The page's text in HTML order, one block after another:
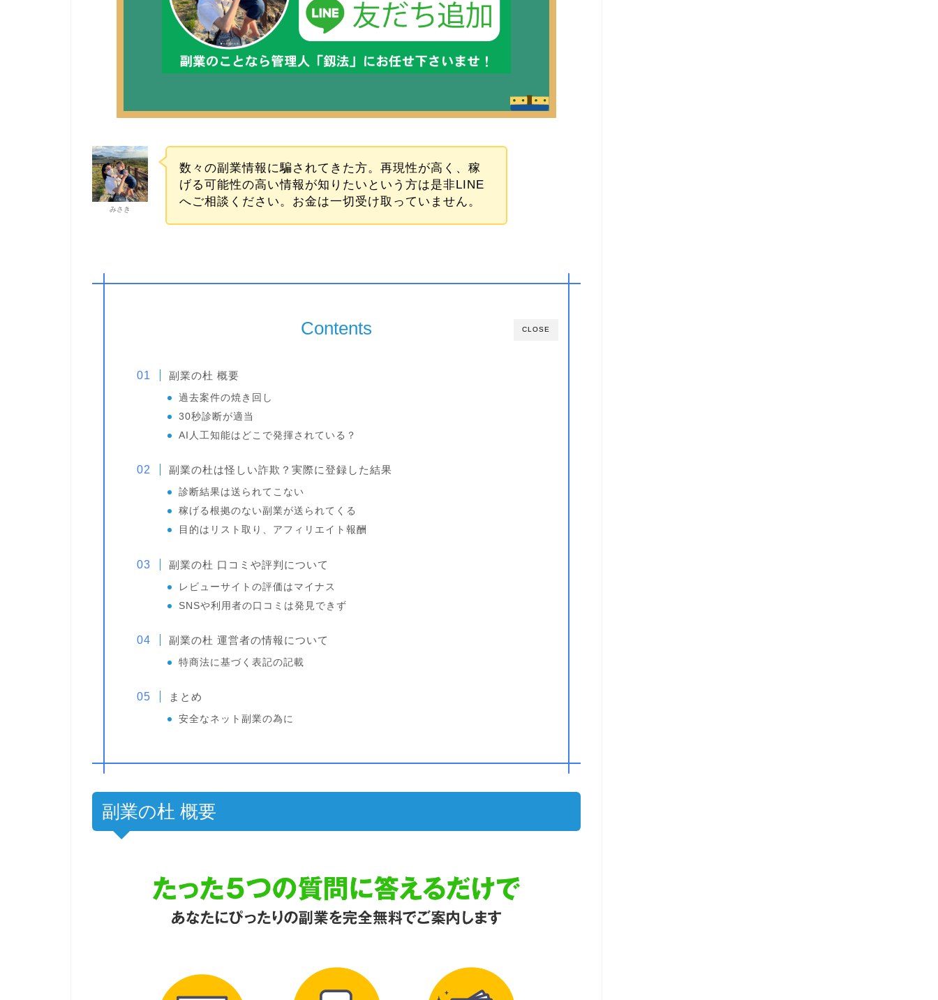
みさき
数々の副業情報に騙されてきた方。再現性が高く、稼
げる可能性の高い情報が知りたいという方は是非LINE
へご相談ください。お金は一切受け取っていません。
CLOSE
Contents
副業の杜 概要
過去案件の焼き回し
30秒診断が適当
AI人工知能はどこで発揮されている？
副業の杜は怪しい詐欺？実際に登録した結果
診断結果は送られてこない
稼げる根拠のない副業が送られてくる
目的はリスト取り、アフィリエイト報酬
副業の杜 口コミや評判について
レビューサイトの評価はマイナス
SNSや利用者の口コミは発見できず
副業の杜 運営者の情報について
特商法に基づく表記の記載
まとめ
安全なネット副業の為に
副業の杜 概要